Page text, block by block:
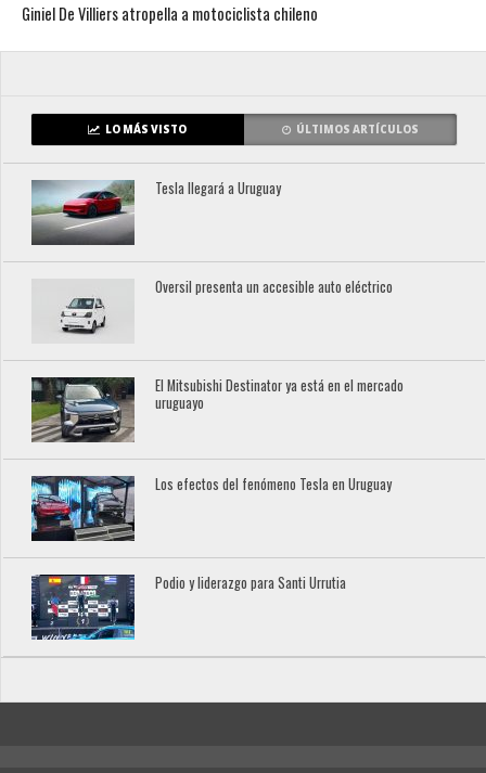
Giniel De Villiers atropella a motociclista chileno
LO MÁS VISTO ÚLTIMOS ARTÍCULOS
Tesla llegará a Uruguay
Oversil presenta un accesible auto eléctrico
El Mitsubishi Destinator ya está en el mercado
uruguayo
Los efectos del fenómeno Tesla en Uruguay
Podio y liderazgo para Santi Urrutia